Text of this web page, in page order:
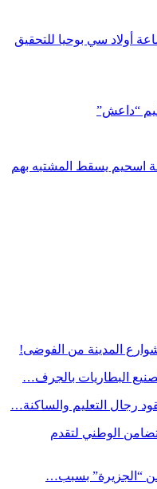
أولاد سي بوحيا للتحقيق
“داعش”
اسحيم يسقط المشتبه بهم
المدينة من الفوضى!
البطاريات بالجرف…
رجال التعليم والساكنة…
الوطني لتقدم
“الجزيرة” بسبب…